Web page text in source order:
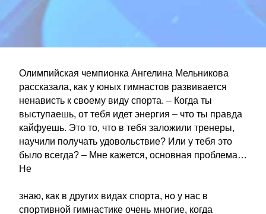
Олимпийская чемпионка Ангелина Мельникова
рассказала, как у юных гимнастов развивается
ненависть к своему виду спорта. – Когда ты
выступаешь, от тебя идет энергия – что ты правда
кайфуешь. Это то, что в тебя заложили тренеры,
научили получать удовольствие? Или у тебя это
было всегда? – Мне кажется, основная проблема…
Не
знаю, как в других видах спорта, но у нас в
спортивной гимнастике очень многие, когда
Контакт